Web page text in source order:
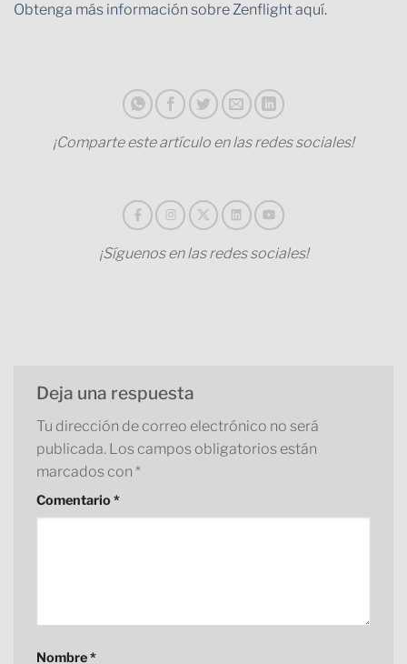
Obtenga más información sobre Zenflight aquí.
¡Comparte este artículo en las redes sociales!
¡Síguenos en las redes sociales!
Deja una respuesta
Tu dirección de correo electrónico no será
publicada. Los campos obligatorios están
marcados con *
Comentario*
Nombre*